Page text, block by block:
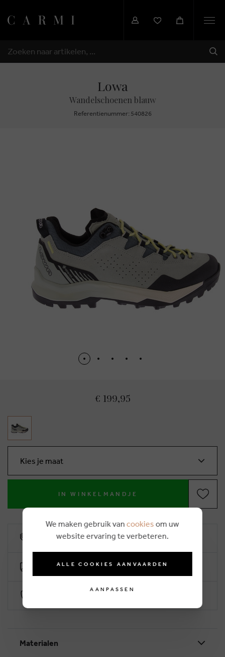
ZOEKEN
Lowa
Wandelschoenen blauw
Referentienummer: 540826
€ 199,95
Kies je maat
IN WINKELMANDJE
10% klantenkorting
Gratis levering vanaf €50 (2-4 werkdagen)
Materialen
We maken gebruik van cookies om uw
website ervaring te verbeteren.
ALLE COOKIES AANVAARDEN
AANPASSEN